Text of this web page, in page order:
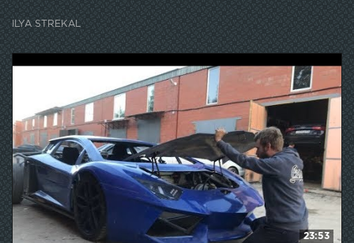
ILYA STREKAL
23:53